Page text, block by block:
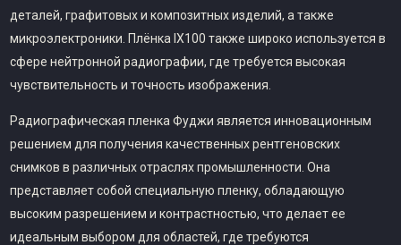
деталей, графитовых и композитных изделий, а также
микроэлектроники. Плёнка IX100 также широко используется в
сфере нейтронной радиографии, где требуется высокая
чувствительность и точность изображения.
Радиографическая пленка Фуджи является инновационным
решением для получения качественных рентгеновских
снимков в различных отраслях промышленности. Она
представляет собой специальную пленку, обладающую
высоким разрешением и контрастностью, что делает ее
идеальным выбором для областей, где требуются